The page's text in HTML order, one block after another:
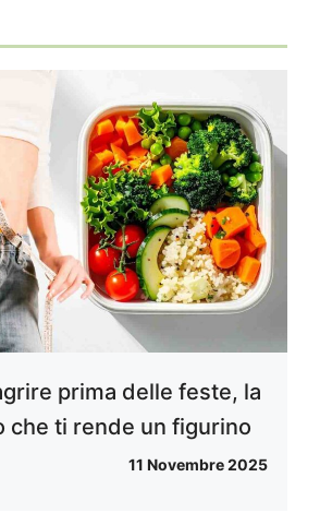
prima delle feste, la
che ti rende un figurino
11 Novembre 2025